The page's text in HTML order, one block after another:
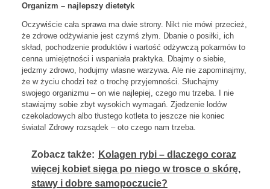
Organizm – najlepszy dietetyk
Oczywiście cała sprawa ma dwie strony. Nikt nie mówi przecież,
że zdrowe odżywianie jest czymś złym. Dbanie o posiłki, ich
skład, pochodzenie produktów i wartość odżywczą pokarmów to
cenna umiejętności i wspaniała praktyka. Dbajmy o siebie,
jedzmy zdrowo, hodujmy własne warzywa. Ale nie zapominajmy,
że w życiu chodzi też o trochę przyjemności. Słuchajmy
swojego organizmu – on wie najlepiej, czego mu trzeba. I nie
stawiajmy sobie zbyt wysokich wymagań. Zjedzenie lodów
czekoladowych albo tłustego kotleta to jeszcze nie koniec
świata! Zdrowy rozsądek – oto czego nam trzeba.
Zobacz także: Kolagen rybi – dlaczego coraz
więcej kobiet sięga po niego w trosce o skórę,
stawy i dobre samopoczucie?